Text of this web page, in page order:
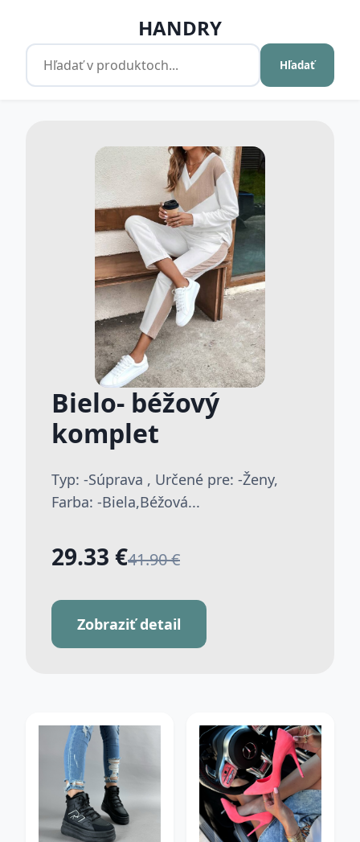
HANDRY
Hľadať
Bielo- béžový
komplet
Typ: -Súprava , Určené pre: -Ženy,
Farba: -Biela,Béžová...
29.33 €41.90 €
Zobraziť detail